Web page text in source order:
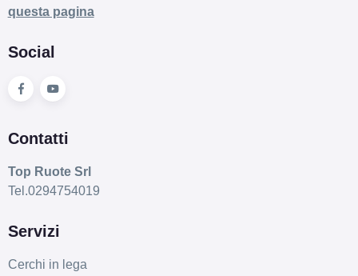
questa pagina
Social
Contatti
Top Ruote Srl
Tel.0294754019
Servizi
Cerchi in lega